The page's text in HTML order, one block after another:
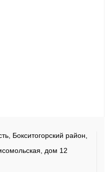
Бокситогорский район,
дом 12